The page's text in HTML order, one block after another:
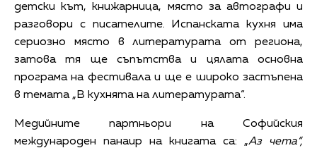
детски кът, книжарница, място за автографи и
разговори с писателите. Испанската кухня има
сериозно място в литературата от региона,
затова тя ще съпътства и цялата основна
програма на фестивала и ще е широко застъпена
в темата „В кухнята на литературата“.
Медийните партньори на Софийския
международен панаир на книгата са: „Аз чета“,